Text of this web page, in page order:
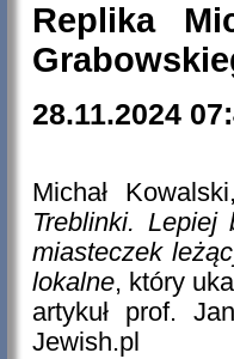
Replika
28.11.2024
Michał
Treblinki. Lepiej
miasteczek
lokalne, który
artykuł prof.
Jewish.pl